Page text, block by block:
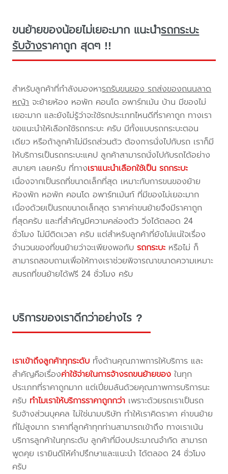
ขนย้ายของน้อยไม่เยอะมาก แนะนำรถกระบะ
รับจ้างราคาถูก สุดๆ !!
สำหรับลูกค้าที่กำลังมองหารถรับขนของ รถส่งของถนนลาด
หญ้า จะย้ายห้อง หอพัก คอนโด อพาร์ทเม้น บ้าน มีของไม่
เยอะมาก และยังไม่รู้ว่าจะใช้รถประเภทไหนดีที่ราคาถูก ทางเรา
ขอแนะนำให้เลือกใช้รถกระบะ ครับ มีทั้งแบบรถกระบะตอน
เดียว หรือถ้าลูกค้าไม่มีรถส่วนตัว ต้องการนั่งไปกับรถ เราก็มี
ให้บริการเป็นรถกระบะแคป ลูกค้าสามารถนั่งไปกับรถได้อย่าง
สบายๆ เลยครับ ที่ทางเราแนะนำเลือกใช้เป็น รถกระบะ
เนื่องจากเป็นรถที่ขนาดเล็กที่สุด เหมาะกับการขนของย้าย
ห้องพัก หอพัก คอนโด อพาร์ทเม้นท์ ที่มีของไม่เยอะมาก
เนื่องด้วยเป็นรถขนาดเล็กสุด ราคาค่าขนย้ายจึงมีราคาถูก
ที่สุดครับ และที่สำคัญมีความคล่องตัว วิ่งได้ตลอด 24
ชั่วโมง ไม่มีติดเวลา ครับ แต่สำหรับลูกค้าที่ยังไม่แน่ใจเรื่อง
จำนวนของที่ขนย้ายว่าจะเพียงพอกับรถกระบะ หรือไม่ ก็
สามารถสอบถามเพื่อให้ทางเราช่วยพิจารณาขนาดความเหมาะ
สมรถที่ขนย้ายได้ฟรี 24 ชั่วโมง ครับ
บริการของเราดีกว่าอย่างไร ?
เราเข้าถึงลูกค้าทุกระดับ ทั้งด้านคุณภาพการให้บริการ และ
สำคัญคือเรื่องค่าใช้จ่ายในการจ้างรถขนย้ายของ ในทุก
ประเภทที่ราคาถูกมาก แต่เปี่ยมล้นด้วยคุณภาพการบริการนะ
ครับ ทำไมเราให้บริการราคาถูกกว่า เพราะด้วยรถเราเป็นรถ
รับจ้างส่วนบุคคล ไม่ใช่นามบริษัท ทำให้เราคิดราคา ค่าขนย้าย
ที่ไม่สูงมาก ราคาที่ลูกค้าทุกท่านสามารถเข้าถึง ทางเราเน้น
บริการลูกค้าในทุกระดับ ลูกค้าที่มีงบประมาณจำกัด สามารถ
พูดคุย เรายินดีให้คำปรึกษาและแนะนำ ได้ตลอด 24 ชั่วโมง
ครับ